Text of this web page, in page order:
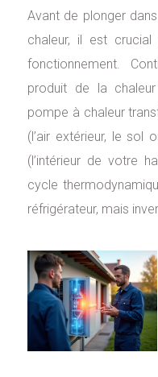
Avant de plonger
chaleur, il est
fonctionnement.
produit de la
pompe à chaleur
(l’air extérieur, le sol
(l’intérieur de votre
cycle
réfrigérateur, mais